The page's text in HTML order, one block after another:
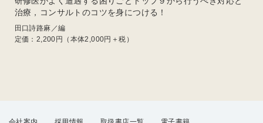
治療，コンサルトのコツを身につける！
田口詩路麻／編
定価： 2,200 円（本体2,000円＋税）